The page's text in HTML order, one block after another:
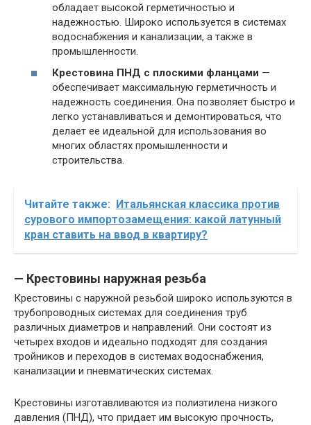
обладает высокой герметичностью и
надежностью. Широко используется в системах
водоснабжения и канализации, а также в
промышленности.
Крестовина ПНД с плоскими фланцами —
обеспечивает максимальную герметичность и
надежность соединения. Она позволяет быстро и
легко устанавливаться и демонтироваться, что
делает ее идеальной для использования во
многих областях промышленности и
строительства.
Читайте также: Итальянская классика против
сурового импортозамещения: какой латунный
кран ставить на ввод в квартиру?
— Крестовины наружная резьба
Крестовины с наружной резьбой широко используются в
трубопроводных системах для соединения труб
различных диаметров и направлений. Они состоят из
четырех входов и идеально подходят для создания
тройников и переходов в системах водоснабжения,
канализации и пневматических системах.
Крестовины изготавливаются из полиэтилена низкого
давления (ПНД), что придает им высокую прочность,